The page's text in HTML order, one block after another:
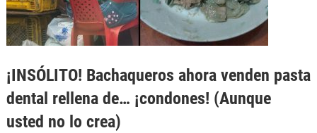
¡INSÓLITO! Bachaqueros ahora venden pasta
dental rellena de… ¡condones! (Aunque
usted no lo crea)